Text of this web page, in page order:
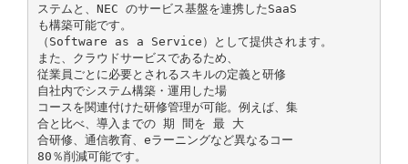
ステムと、NEC のサービス基盤を連携したSaaS
も構築可能です。
（Software as a Service）として提供されます。
また、クラウドサービスであるため、
従業員ごとに必要とされるスキルの定義と研修
自社内でシステム構築・運用した場
コースを関連付けた研修管理が可能。例えば、集
合と比べ、導入までの 期 間を 最 大
合研修、通信教育、eラーニングなど異なるコー
80％削減可能です。